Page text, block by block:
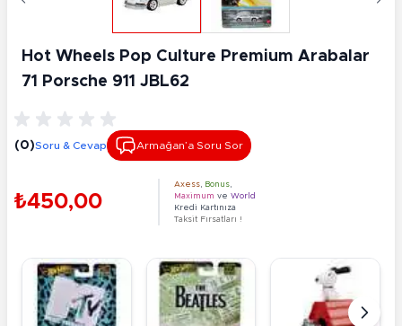
Hot Wheels Pop Culture Premium Arabalar
71 Porsche 911 JBL62
(0)Soru & Cevap Armağan’a Soru Sor
₺450,00
Axess Bonus
Maximum ve World
Kredi Kartınıza
Taksit Fırsatları !